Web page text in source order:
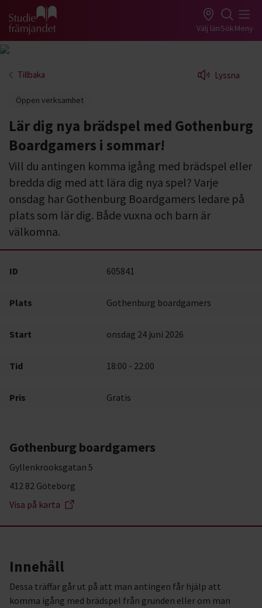
Gå till studiefrämjandets startsida Välj länSökMeny
Tillbaka Lyssna
Öppen verksamhet
Lär dig nya brädspel med Gothenburg
Boardgamers i sommar!
Vill du antingen komma igång med brädspel eller
bredda dig med att lära dig nya spel? Varje
onsdag har Gothenburg Boardgamers ledare på
plats som lär dig. Både vuxna och barn är
välkomna.
ID 605841
Plats Gothenburg boardgamers
Start onsdag 24 juni 2026
Tid 18:00 - 22:00
Pris Gratis
Gothenburg boardgamers
Gyllenkrooksgatan 5
412 82 Göteborg
Visa på karta
Innehåll
Dessa träffar går ut på att man antingen får hjälp att
komma igång med brädspel från grunden eller om man